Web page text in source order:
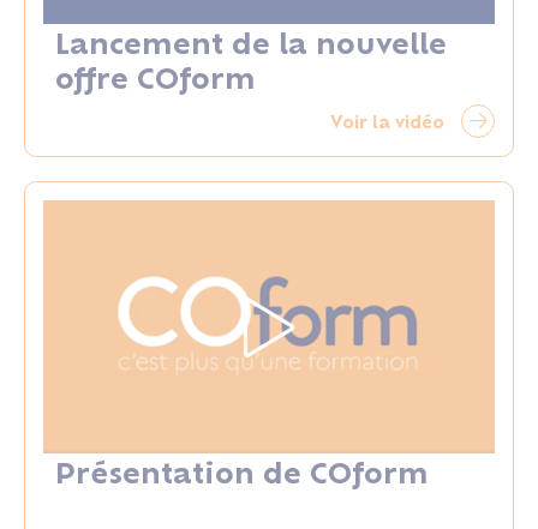
Lancement de la nouvelle
offre COform
Voir la vidéo
Présentation de COform